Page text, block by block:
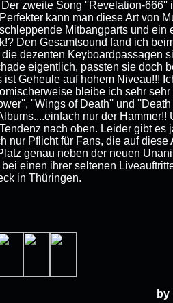
zweite Song ''Revelation-666''
kann man diese Art von
Mitbangparts und ein
Den Gesamtsound fand ich
dezenten Keyboardpassagen
eigentlich, passten sie doch
Geheule auf hohem Niveau!!!
bleibe ich sehr sehr
''Wings of Death'' und ''Death
nur der Hammer!!
nach oben. Leider gibt es
nur Pflicht für Fans, die auf diese
genau neben der neuen
einen ihrer seltenen
in Thüringen.
by